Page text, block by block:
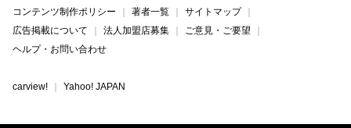
コンテンツ制作ポリシー
著者一覧
サイトマップ
広告掲載について
法人加盟店募集
ご意見・ご要望
ヘルプ・お問い合わせ
carview! Yahoo! JAPAN